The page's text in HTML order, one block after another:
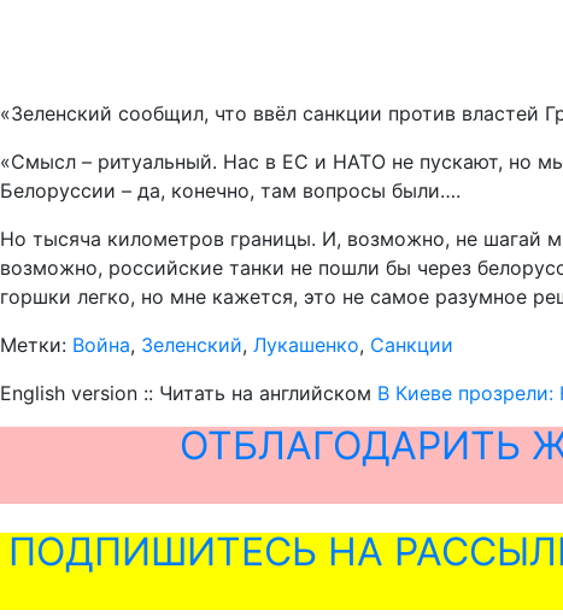
«Зеленский сообщил, что ввёл санкции против властей
«Смысл – ритуальный. Нас в ЕС и НАТО не пускают, но
Белоруссии – да, конечно, там вопросы были….
Но тысяча километров границы. И, возможно, не шагай
возможно, российские танки не пошли бы через
горшки легко, но мне кажется, это не самое разумное
Метки: Война, Зеленский, Лукашенко, Санкции
English version :: Читать на английском В Киеве
ОТБЛАГОДАРИТЬ
ПОДПИШИТЕСЬ НА